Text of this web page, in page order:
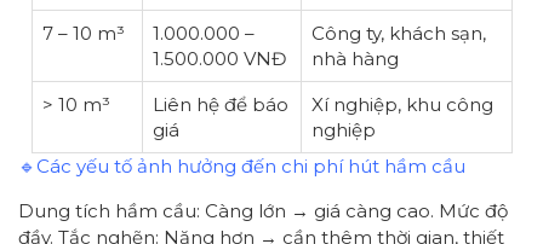
7 – 10 m³
1.000.000 –
1.500.000 VNĐ
Công ty, khách sạn,
nhà hàng
> 10 m³
Liên hệ để báo
giá
Xí nghiệp, khu công
nghiệp
🔹Các yếu tố ảnh hưởng đến chi phí hút hầm cầu
Dung tích hầm cầu: Càng lớn → giá càng cao. Mức độ
đầy. Tắc nghẽn: Nặng hơn → cần thêm thời gian, thiết